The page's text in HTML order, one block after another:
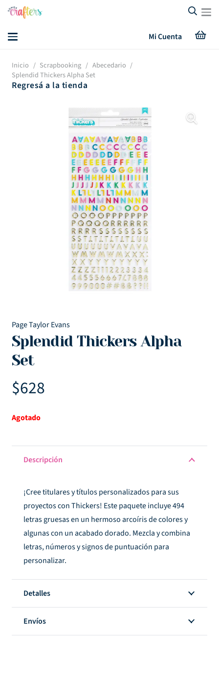
Mi Cuenta
Inicio / Scrapbooking / Abecedario /
Splendid Thickers Alpha Set
Regresá a la tienda
Page Taylor Evans
Splendid Thickers Alpha
Set
$628
Agotado
Descripción
¡Cree titulares y títulos personalizados para sus
proyectos con Thickers! Este paquete incluye 494
letras gruesas en un hermoso arcoíris de colores y
algunas con un acabado dorado. Mezcla y combina
letras, números y signos de puntuación para
personalizar.
Detalles
Envíos